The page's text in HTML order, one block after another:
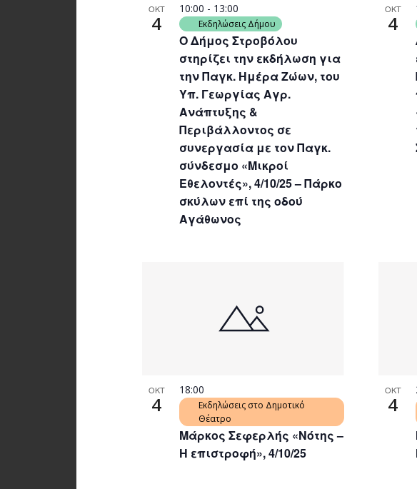
ΟΚΤ
4
Ο Δήμος Στροβόλου
στηρίζει την εκδήλωση για
την Παγκ. Ημέρα Ζώων, του
Υπ. Γεωργίας Αγρ.
Ανάπτυξης &
Περιβάλλοντος σε
συνεργασία με τον Παγκ.
σύνδεσμο «Μικροί
Εθελοντές», 4/10/25 – Πάρκο
σκύλων επί της οδού
Αγάθωνος
10:00 - 13:00
Εκδηλώσεις Δήμου
ΟΚΤ
4
ΟΚΤ
4
Μάρκος Σεφερλής «Νότης –
Η επιστροφή», 4/10/25
18:00
Εκδηλώσεις στο Δημοτικό
Θέατρο
ΟΚΤ
4